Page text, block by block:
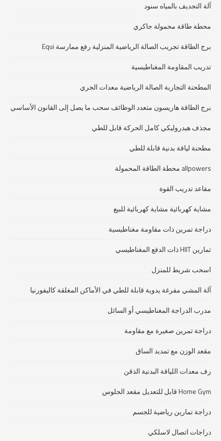
آلة التجديف بالمياه سنود
محطة طاقة محمولة جاكري
برج الطاقة تجريب الصالة الرياضية المنزلية رفع ممارسة Equi
تدريب المقاومة المغناطيسية
المطحنة التجارية الصالة الرياضية معدات الجري
برج الطاقة هاريسون متعدد الوظائف سحب ما يصل إلى القانون الأساسي
مجذف هيدروليكي كامل الحركة قابل للطي
مطحنة لياقة بدنية قابلة للطي
allpowers محطة الطاقة المحمولة
مقاعد تدريب القوة
مشاية كهربائية مشاية كهربائية للبيع
دراجة تمرين ذات مقاومة مغناطيسية
تمارين HIIT ذات الدفع المغناطيسي
اسحب شريط للمنزل
آلة المشي مفرغة يدوية قابلة للطي في الأماكن المغلقة كاليفورنيا
مدرب الدراجة المغناطيسي أو السائل
دراجة تمرين صغيرة مع مقاومة
مقعد الوزن مع تمديد الساق
رف معدات اللياقة البدنية الذقن
Home Gym قابل للتعديل مقعد الجلوس
دراجة تمارين رياضية للجسم
دراجات اتصال لاسلكي